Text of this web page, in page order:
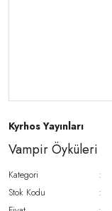
Kyrhos Yayınları
Vampir Öyküleri
Kategori
Stok Kodu